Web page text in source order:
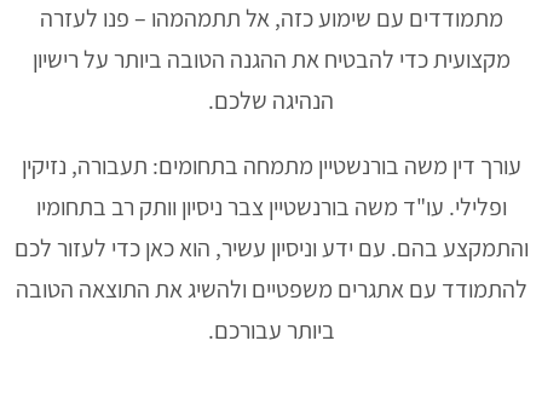
מתמודדים עם שימוע כזה, אל תתמהמהו – פנו לעזרה
מקצועית כדי להבטיח את ההגנה הטובה ביותר על רישיון
הנהיגה שלכם.
עורך דין משה בורנשטיין מתמחה בתחומים: תעבורה, נזיקין
ופלילי. עו"ד משה בורנשטיין צבר ניסיון וותק רב בתחומיו
והתמקצע בהם. עם ידע וניסיון עשיר, הוא כאן כדי לעזור לכם
להתמודד עם אתגרים משפטיים ולהשיג את התוצאה הטובה
ביותר עבורכם.